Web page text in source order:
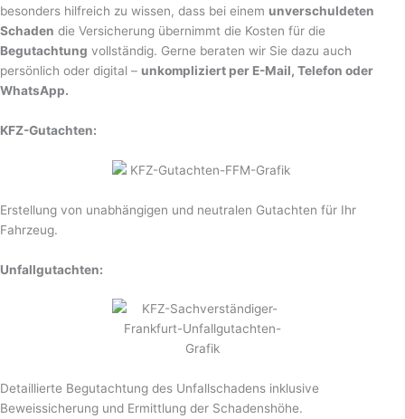
besonders hilfreich zu wissen, dass bei einem unverschuldeten
Schaden die Versicherung übernimmt die Kosten für die
Begutachtung vollständig. Gerne beraten wir Sie dazu auch
persönlich oder digital – unkompliziert per E-Mail, Telefon oder
WhatsApp.
KFZ-Gutachten:
Erstellung von unabhängigen und neutralen Gutachten für Ihr
Fahrzeug.
Unfallgutachten:
Detaillierte Begutachtung des Unfallschadens inklusive
Beweissicherung und Ermittlung der Schadenshöhe.